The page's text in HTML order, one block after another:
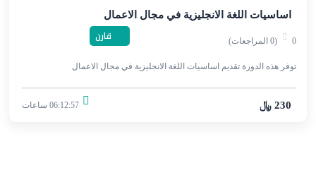
اساسيات اللغة الانجليزية في مجال الاعمال
0 (0 المراجعات) قارن
توفر هذه الدورة تقديم اساسيات اللغة الانجليزية في مجال الاعمال
230 ﷼ 06:12:57 ساعات